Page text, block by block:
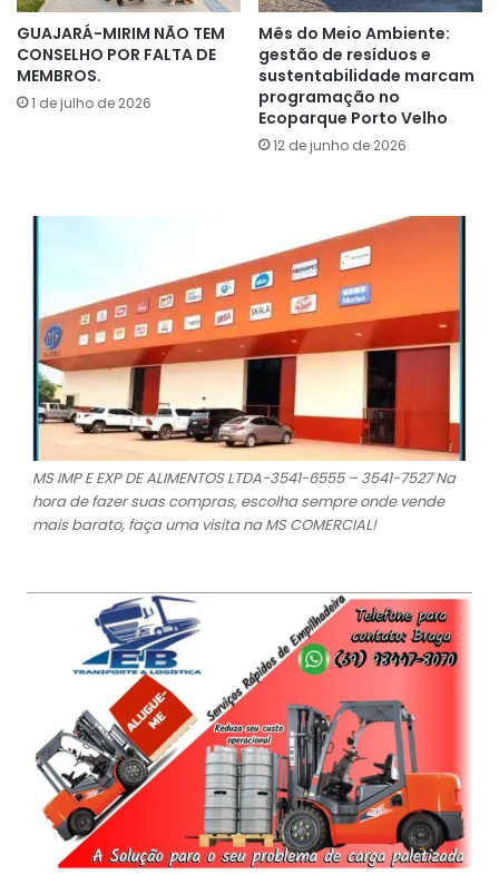
GUAJARÁ-MIRIM NÃO TEM
CONSELHO POR FALTA DE
MEMBROS.
1 de julho de 2026
Mês do Meio Ambiente:
gestão de resíduos e
sustentabilidade marcam
programação no
Ecoparque Porto Velho
12 de junho de 2026
MS IMP E EXP DE ALIMENTOS LTDA-3541-6555 – 3541-7527 Na
hora de fazer suas compras, escolha sempre onde vende
mais barato, faça uma visita na MS COMERCIAL!